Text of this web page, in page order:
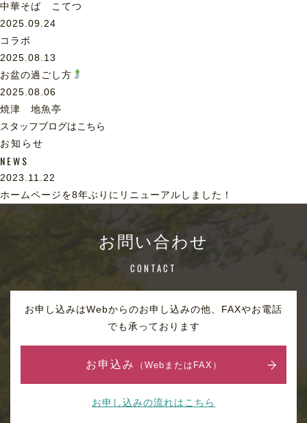
中華そば こてつ
2025.09.24
コラボ
2025.08.13
お盆の過ごし方
2025.08.06
焼津 地魚亭
スタッフブログはこちら
お知らせ
NEWS
2023.11.22
ホームページを8年ぶりにリニューアルしました！
お問い合わせ
CONTACT
お申し込みはWebからのお申し込みの他、FAXやお電話
でも承っております
お申込み （WebまたはFAX）
お申し込みの流れはこちら